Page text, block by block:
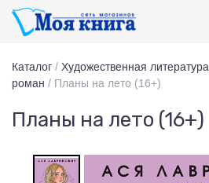
Каталог / Художественная литература
роман / Планы на лето (16+)
Планы на лето (16+)